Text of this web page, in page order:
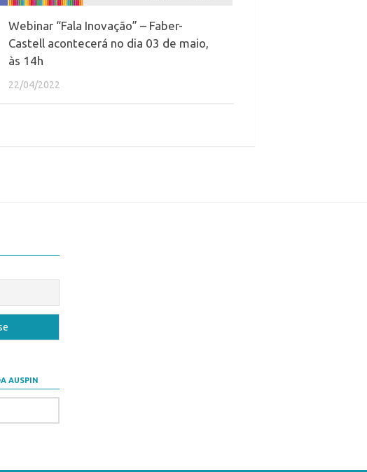
Webinar “Fala Inovação” – Faber-
Castell acontecerá no dia 03 de maio,
às 14h
22/04/2022
AUSPIN